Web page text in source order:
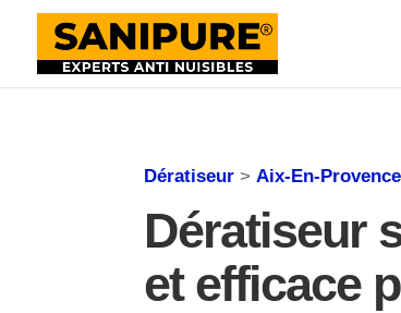
Dératiseur > Aix-En-Provence
Dératiseur
et efficace